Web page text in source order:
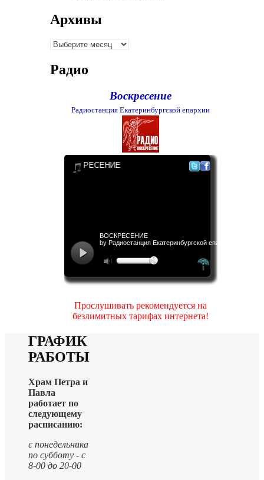
Архивы
Архивы
Радио
Воскресение
Радиостанция Екатеринбургской епархии
Прослушивать рекомендуется на
безлимитных тарифах интернета!
ГРАФИК
РАБОТЫ
Храм Петра и
Павла
работает по
следующему
расписанию:
с понедельника
по субботу - с
8-00 до 20-00